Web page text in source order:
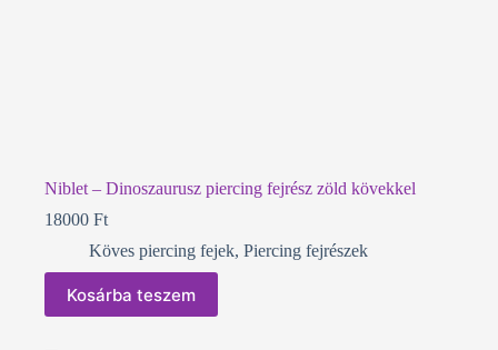
Niblet – Dinoszaurusz piercing fejrész zöld kövekkel
18000 Ft
Köves piercing fejek, Piercing fejrészek
Kosárba teszem